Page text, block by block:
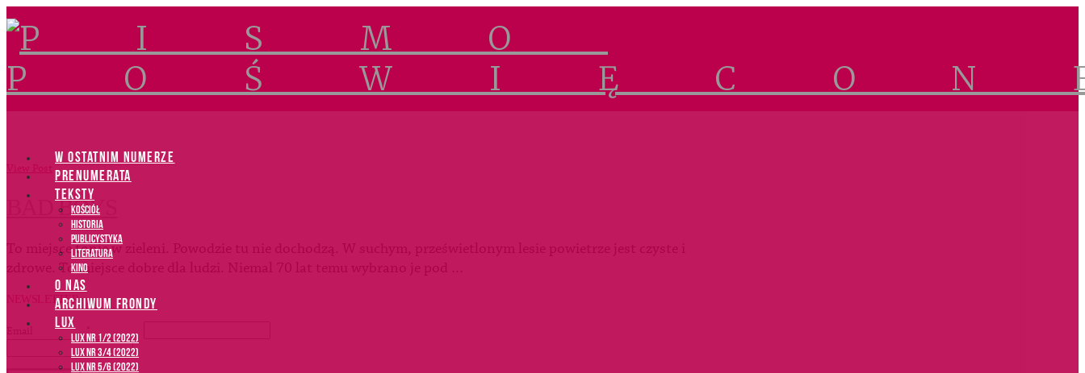
W OSTATNIM NUMERZE
PRENUMERATA
TEKSTY
Kościół
Historia
Publicystyka
Literatura
Kino
O NAS
ARCHIWUM FRONDY
LUX
LUX NR 1/2 (2022)
LUX NR 3/4 (2022)
LUX NR 5/6 (2022)
View Post
BAD BOYS
To miejsce tonie w zieleni. Powodzie tu nie dochodzą. W suchym, prześwietlonym lesie powietrze jest czyste i
zdrowe. To miejsce dobre dla ludzi. Niemal 70 lat temu wybrano je pod …
NEWSLETTER
Email*